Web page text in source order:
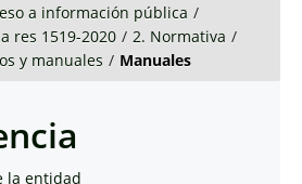
a información pública /
res 1519-2020 / 2. Normativa /
y manuales / Manuales
la entidad